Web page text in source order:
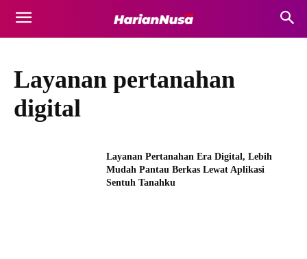
Layanan pertanahan
digital
Layanan Pertanahan Era Digital, Lebih
Mudah Pantau Berkas Lewat Aplikasi
Sentuh Tanahku